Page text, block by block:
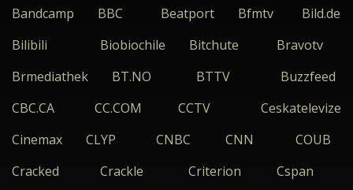
Bandcamp
BBC Beatport Bfmtv
Bild.de
Bilibili
Biobiochile Bitchute
Bravotv
Brmediathek
BT.NO BTTV
Buzzfeed
CBC.CA
CC.COM CCTV
Ceskatelevize
Cinemax
CLYP CNBC CNN
COUB
Cracked
Crackle Criterion
Cspan